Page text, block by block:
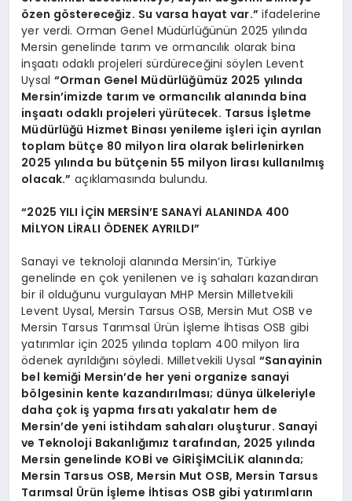
özen göstereceğiz. Su varsa hayat var.” ifadelerine
yer verdi. Orman Genel Müdürlüğünün 2025 yılında
Mersin genelinde tarım ve ormancılık olarak bina
inşaatı odaklı projeleri sürdüreceğini söylen Levent
Uysal “Orman Genel Müdürlüğümüz 2025 yılında
Mersin’imizde tarım ve ormancılık alanında bina
inşaatı odaklı projeleri yürütecek. Tarsus İşletme
Müdürlüğü Hizmet Binası yenileme işleri için ayrılan
toplam bütçe 80 milyon lira olarak belirlenirken
2025 yılında bu bütçenin 55 milyon lirası kullanılmış
olacak.” açıklamasında bulundu.
“2025 YILI İÇİN MERSİN’E SANAYİ ALANINDA 400
MİLYON LİRALI ÖDENEK AYRILDI”
Sanayi ve teknoloji alanında Mersin’in, Türkiye
genelinde en çok yenilenen ve iş sahaları kazandıran
bir il olduğunu vurgulayan MHP Mersin Milletvekili
Levent Uysal, Mersin Tarsus OSB, Mersin Mut OSB ve
Mersin Tarsus Tarımsal Ürün İşleme İhtisas OSB gibi
yatırımlar için 2025 yılında toplam 400 milyon lira
ödenek ayrıldığını söyledi. Milletvekili Uysal“Sanayinin
bel kemiği Mersin’de her yeni organize sanayi
bölgesinin kente kazandırılması; dünya ülkeleriyle
daha çok iş yapma fırsatı yakalatır hem de
Mersin’de yeni istihdam sahaları oluşturur. Sanayi
ve Teknoloji Bakanlığımız tarafından, 2025 yılında
Mersin genelinde KOBİ ve GİRİŞİMCİLİK alanında;
Mersin Tarsus OSB, Mersin Mut OSB, Mersin Tarsus
Tarımsal Ürün İşleme İhtisas OSB gibi yatırımların